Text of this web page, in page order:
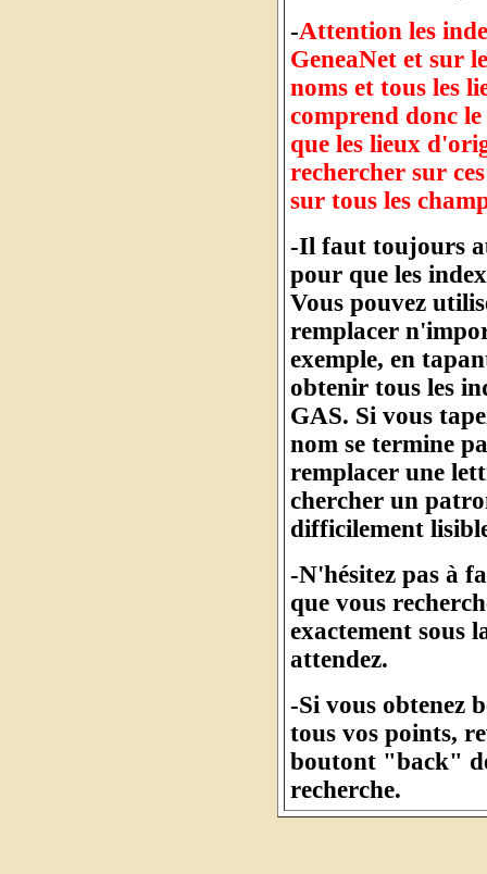
-Attention les
GeneaNet et sur
noms et tous les
comprend donc
que les lieux
rechercher sur
sur tous les
-Il faut toujours
pour que les
Vous pouvez
remplacer
exemple, en
obtenir tous les
GAS. Si vous
nom se termine
remplacer une
chercher un
difficilement
-N'hésitez pas à
que vous
exactement sous
attendez.
-Si vous obtenez
tous vos points,
boutont "back"
recherche.